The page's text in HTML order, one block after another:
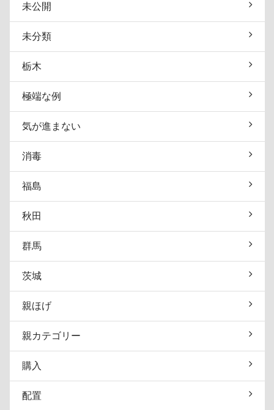
未公開
未分類
栃木
極端な例
気が進まない
消毒
福島
秋田
群馬
茨城
親ほげ
親カテゴリー
購入
配置